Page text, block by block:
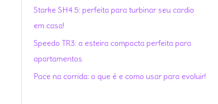
r
p
o
r
:
Starke SH4.5: perfeita para turbinar seu cardio
em casa!
Speedo TR3: a esteira compacta perfeita para
apartamentos
Pace na corrida: o que é e como usar para evoluir!